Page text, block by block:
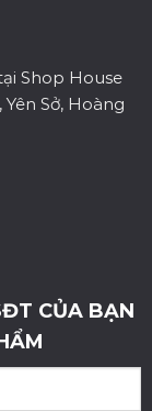
Shop House
Yên Sở, Hoàng
CỦA BẠN